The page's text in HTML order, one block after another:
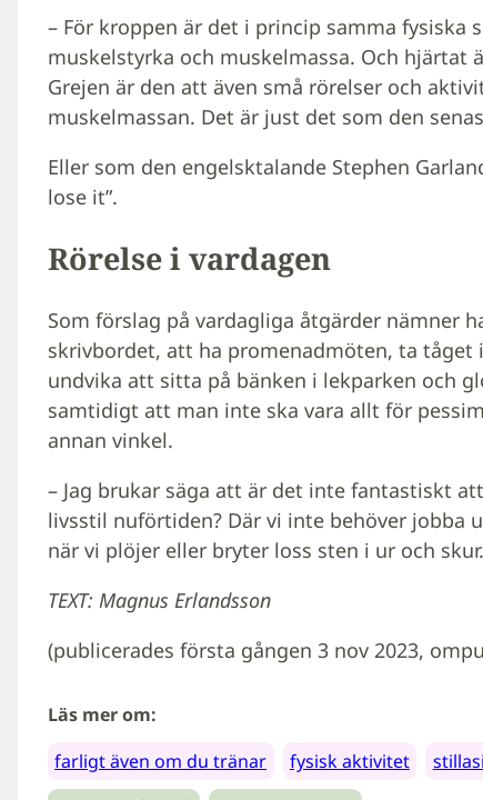
– För kroppen är det i princip samma fysiska
muskelstyrka och muskelmassa. Och hjärtat
Grejen är den att även små rörelser och
muskelmassan. Det är just det som den
Eller som den engelsktalande Stephen
lose it”.
Rörelse i vardagen
Som förslag på vardagliga åtgärder nämner
skrivbordet, att ha promenadmöten, ta
undvika att sitta på bänken i lekparken och
samtidigt att man inte ska vara allt för
annan vinkel.
– Jag brukar säga att är det inte fantastiskt
livsstil nuförtiden? Där vi inte behöver jobba
när vi plöjer eller bryter loss sten i ur och
TEXT: Magnus Erlandsson
(publicerades första gången 3 nov 2023,
Läs mer om:
farligt även om du tränar
fysisk aktivitet